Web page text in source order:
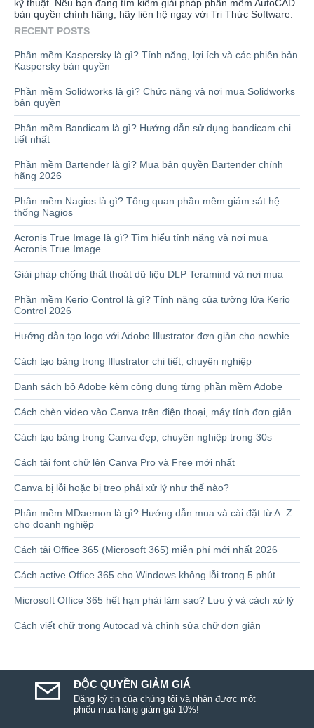
kỹ thuật. Nếu bạn đang tìm kiếm giải pháp phần mềm AutoCAD
bản quyền chính hãng, hãy liên hệ ngay với Tri Thức Software.
RECENT POSTS
Phần mềm Kaspersky là gì? Tính năng, lợi ích và các phiên bản
Kaspersky bản quyền
Phần mềm Solidworks là gì? Chức năng và nơi mua Solidworks
bản quyền
Phần mềm Bandicam là gì? Hướng dẫn sử dụng bandicam chi
tiết nhất
Phần mềm Bartender là gì? Mua bản quyền Bartender chính
hãng 2026
Phần mềm Nagios là gì? Tổng quan phần mềm giám sát hệ
thống Nagios
Acronis True Image là gì? Tìm hiểu tính năng và nơi mua
Acronis True Image
Giải pháp chống thất thoát dữ liệu DLP Teramind và nơi mua
Phần mềm Kerio Control là gì? Tính năng của tường lửa Kerio
Control 2026
Hướng dẫn tạo logo với Adobe Illustrator đơn giản cho newbie
Cách tạo bảng trong Illustrator chi tiết, chuyên nghiệp
Danh sách bộ Adobe kèm công dụng từng phần mềm Adobe
Cách chèn video vào Canva trên điện thoại, máy tính đơn giản
Cách tạo bảng trong Canva đẹp, chuyên nghiệp trong 30s
Cách tải font chữ lên Canva Pro và Free mới nhất
Canva bị lỗi hoặc bị treo phải xử lý như thế nào?
Phần mềm MDaemon là gì? Hướng dẫn mua và cài đặt từ A–Z
cho doanh nghiệp
Cách tải Office 365 (Microsoft 365) miễn phí mới nhất 2026
Cách active Office 365 cho Windows không lỗi trong 5 phút
Microsoft Office 365 hết hạn phải làm sao? Lưu ý và cách xử lý
Cách viết chữ trong Autocad và chỉnh sửa chữ đơn giản
ĐỘC QUYỀN GIẢM GIÁ
Đăng ký tin của chúng tôi và nhận được một
phiếu mua hàng giảm giá 10%!